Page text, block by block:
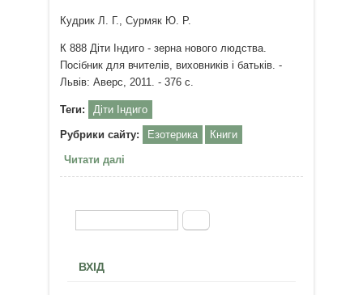
Кудрик Л. Г., Сурмяк Ю. Р.
К 888 Діти Індиго - зерна нового людства.
Посібник для вчителів, виховників і батьків. -
Львів: Аверс, 2011. - 376 с.
Теги: Діти Індиго
Рубрики сайту: Езотерика Книги
Читати далі
людства
Пошукова форма
Пошук
ВХІД